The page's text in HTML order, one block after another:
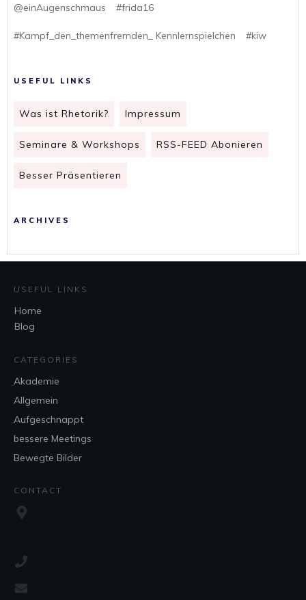
@einAugenschmaus #frida16
#Kampf_den_themenfremden_ Kennlernspielchen #kiw
USEFUL LINKS
Was ist Rhetorik? Impressum
Seminare & Workshops RSS-FEED Abonieren
Besser Präsentieren
ARCHIVES
USEFUL LINKS
Home
Blog
CATEGORIES
Akademie
Allgemein
Aufgeschnappt
bessere Meetings
Bewegte Bilder
CONTACT